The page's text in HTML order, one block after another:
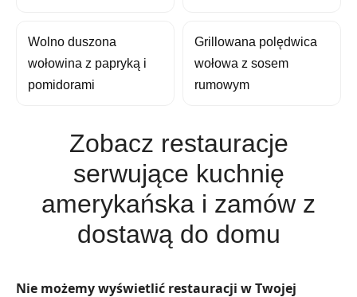
Wolno duszona
wołowina z papryką i
pomidorami
Grillowana polędwica
wołowa z sosem
rumowym
Zobacz restauracje
serwujące kuchnię
amerykańska i zamów z
dostawą do domu
Nie możemy wyświetlić restauracji w Twojej